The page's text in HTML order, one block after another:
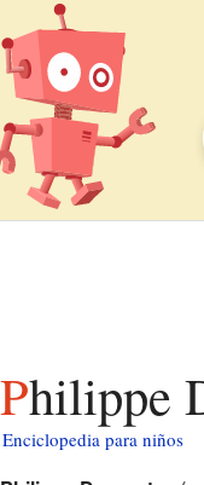
Philippe
Enciclopedia para niños